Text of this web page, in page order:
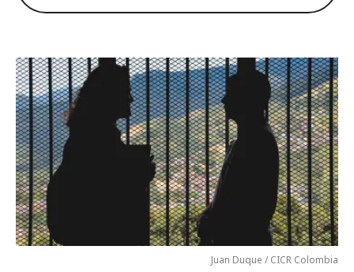
Juan Duque / CICR Colombia